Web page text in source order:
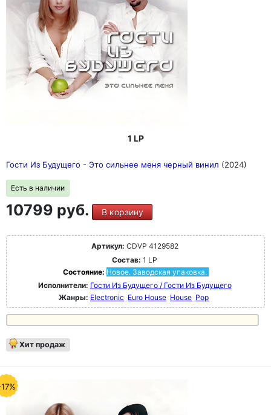
1 LP
Гости Из Будущего - Это сильнее меня черный винил (2024)
Есть в наличии
10799 руб. В корзину
Артикул: CDVP 4129582
Состав: 1 LP
Состояние: Новое. Заводская упаковка.
Исполнители: Гости Из Будущего / Гости Из Будущего
Жанры: Electronic Euro House House Pop
Хит продаж